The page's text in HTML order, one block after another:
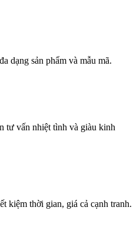
dạng sản phẩm và mẫu mã.
tư vấn nhiệt tình và giàu kinh
kiệm thời gian, giá cả cạnh tranh.